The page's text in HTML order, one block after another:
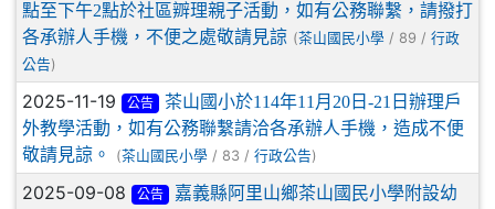
點至下午2點於社區辧理親子活動，如有公務聯繫，請撥打
各承辦人手機，不便之處敬請見諒 (茶山國民小學 / 89 / 行政
公告)
2025-11-19 公告
茶山國小於114年11月20日-21日辦理戶
外教學活動，如有公務聯繫請洽各承辦人手機，造成不便
敬請見諒。
(茶山國民小學 / 83 / 行政公告)
2025-09-08 公告
嘉義縣阿里山鄉茶山國民小學附設幼